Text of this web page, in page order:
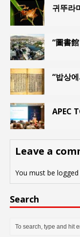
귀뚜라
“圖書
“밥상
APEC
Leave a
You must be logged
Search